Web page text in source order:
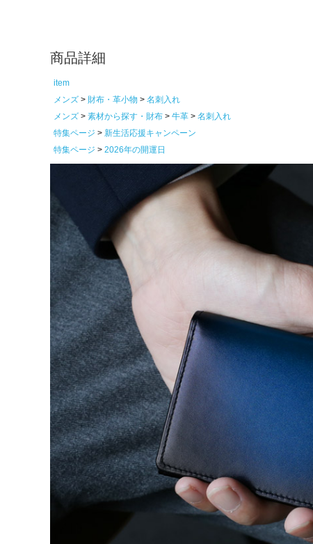
商品詳細
item
メンズ
財布・革小物
名刺入れ
メンズ
素材から探す・財布 牛革
名刺入れ
特集ページ
新生活応援キャンペーン
特集ページ
2026年の開運日